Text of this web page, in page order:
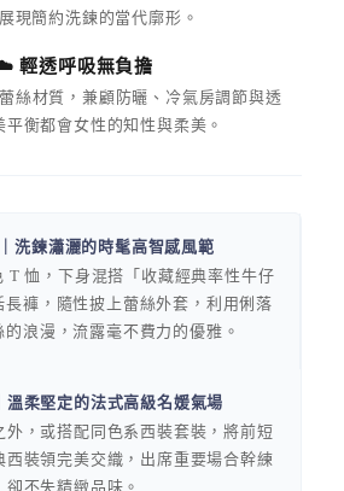
現簡約洗鍊的當代廓形。
輕透呼吸無負擔
絲材質，兼顧防曬、冷氣房調節與透
平衡都會女性的知性與柔美。
洗鍊瀟灑的時髦高智感風範
T 恤，下身混搭「收藏經典率性牛仔
長褲，隨性披上蕾絲外套，利用俐落
浪漫，流露毫不費力的優雅。
溫柔堅定的法式高級名媛氣場
外，或搭配同色系西裝套裝，將前短
西裝領完美交織，出席重要場合幹練
卻不失精緻品味。